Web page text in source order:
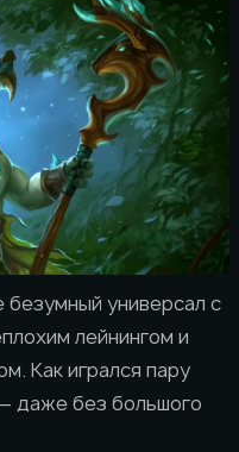
универсал с
лейнингом и
Как игрался пару
даже без большого